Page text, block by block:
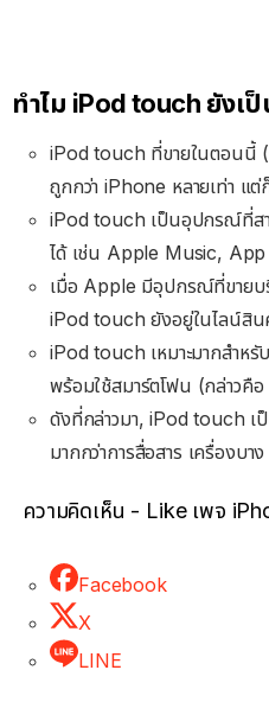
ทำไม iPod touch ยังเ
iPod touch ที่ขายในตอนนี้
ถูกกว่า iPhone หลายเท่า แต่
iPod touch เป็นอุปกรณ์ที่ส
ได้ เช่น Apple Music,
เมื่อ Apple มีอุปกรณ์ที่ขายบริ
iPod touch ยังอยู่ในไลน์สิน
iPod touch เหมาะมากสำห
พร้อมใช้สมาร์ตโฟน (กล่าวคื
ดังที่กล่าวมา, iPod touch เ
มากกว่าการสื่อสาร เครื่องบา
ความคิดเห็น - Like เพจ
Facebook
X
LINE